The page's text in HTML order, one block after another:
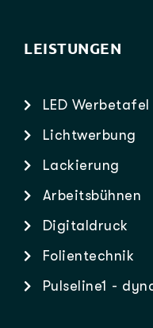
LEISTUNGEN
LED Werbetafel
Lichtwerbung
Lackierung
Arbeitsbühnen
Digitaldruck
Folientechnik
Pulseline1 -